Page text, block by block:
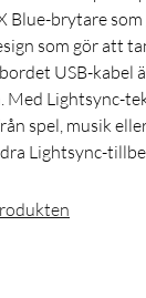
Blue-brytare
som gör att
USB-kabel
Med Lightsync-
spel, musik
Lightsync-